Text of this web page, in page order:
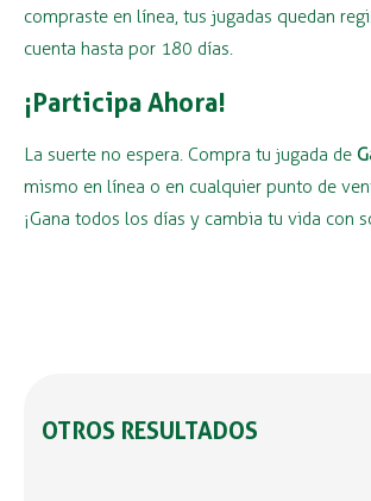
compraste en línea, tus jugadas quedan
cuenta hasta por 180 días.
¡Participa Ahora!
La suerte no espera. Compra tu jugada de
mismo en línea o en cualquier punto de
¡Gana todos los días y cambia tu vida con
OTROS RESULTADOS